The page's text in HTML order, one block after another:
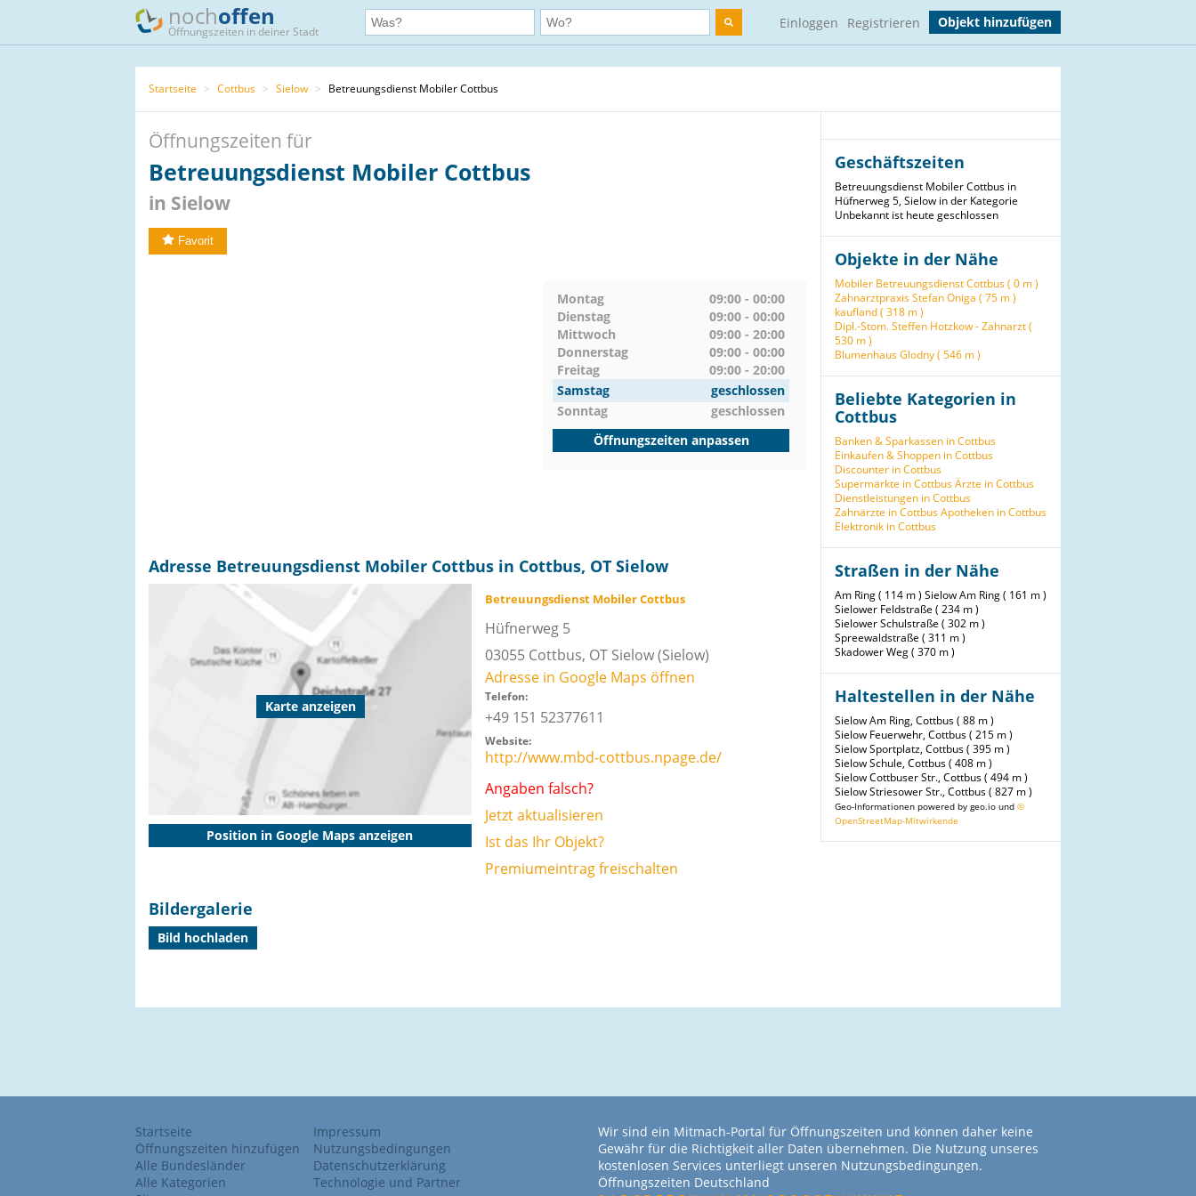
nochoffen
Öffnungszeiten in deiner Stadt
Einloggen Registrieren Objekt hinzufügen
Startseite > Cottbus > Sielow > Betreuungsdienst Mobiler Cottbus
Öffnungszeiten für
Betreuungsdienst Mobiler Cottbus
in Sielow
Favorit
Montag
09:00 - 00:00
Dienstag
09:00 - 00:00
Mittwoch
09:00 - 20:00
Donnerstag
09:00 - 00:00
Freitag
09:00 - 20:00
Samstag
geschlossen
Sonntag
geschlossen
Öffnungszeiten anpassen
Adresse Betreuungsdienst Mobiler Cottbus in Cottbus, OT Sielow
Karte anzeigen
Position in Google Maps anzeigen
Betreuungsdienst Mobiler Cottbus
Hüfnerweg 5
03055 Cottbus, OT Sielow(Sielow)
Adresse in Google Maps öffnen
Telefon:
+49 151 52377611
Website:
http://www.mbd-cottbus.npage.de/
Angaben falsch?
Jetzt aktualisieren
Ist das Ihr Objekt?
Premiumeintrag freischalten
Bildergalerie
Bild hochladen
Geschäftszeiten
Betreuungsdienst Mobiler Cottbus in
Hüfnerweg 5, Sielow in der Kategorie
Unbekannt ist heute geschlossen
Objekte in der Nähe
Mobiler Betreuungsdienst Cottbus ( 0 m )
Zahnarztpraxis Stefan Oniga ( 75 m )
kaufland ( 318 m )
Dipl.-Stom. Steffen Hotzkow - Zahnarzt (
530 m )
Blumenhaus Glodny ( 546 m )
Beliebte Kategorien in
Cottbus
Banken & Sparkassen in Cottbus
Einkaufen & Shoppen in Cottbus
Discounter in Cottbus
Supermärkte in CottbusÄrzte in Cottbus
Dienstleistungen in Cottbus
Zahnärzte in CottbusApotheken in Cottbus
Elektronik in Cottbus
Straßen in der Nähe
Am Ring ( 114 m ) Sielow Am Ring ( 161 m )
Sielower Feldstraße ( 234 m )
Sielower Schulstraße ( 302 m )
Spreewaldstraße ( 311 m )
Skadower Weg ( 370 m )
Haltestellen in der Nähe
Sielow Am Ring, Cottbus ( 88 m )
Sielow Feuerwehr, Cottbus ( 215 m )
Sielow Sportplatz, Cottbus ( 395 m )
Sielow Schule, Cottbus ( 408 m )
Sielow Cottbuser Str., Cottbus ( 494 m )
Sielow Striesower Str., Cottbus ( 827 m )
Geo-Informationen powered by geo.io und ©
OpenStreetMap-Mitwirkende
Startseite
Öffnungszeiten hinzufügen
Alle Bundesländer
Alle Kategorien
Impressum
Nutzungsbedingungen
Datenschutzerklärung
Technologie und Partner
Wir sind ein Mitmach-Portal für Öffnungszeiten und können daher keine
Gewähr für die Richtigkeit aller Daten übernehmen. Die Nutzung unseres
kostenlosen Services unterliegt unseren Nutzungsbedingungen.
Öffnungszeiten Deutschland